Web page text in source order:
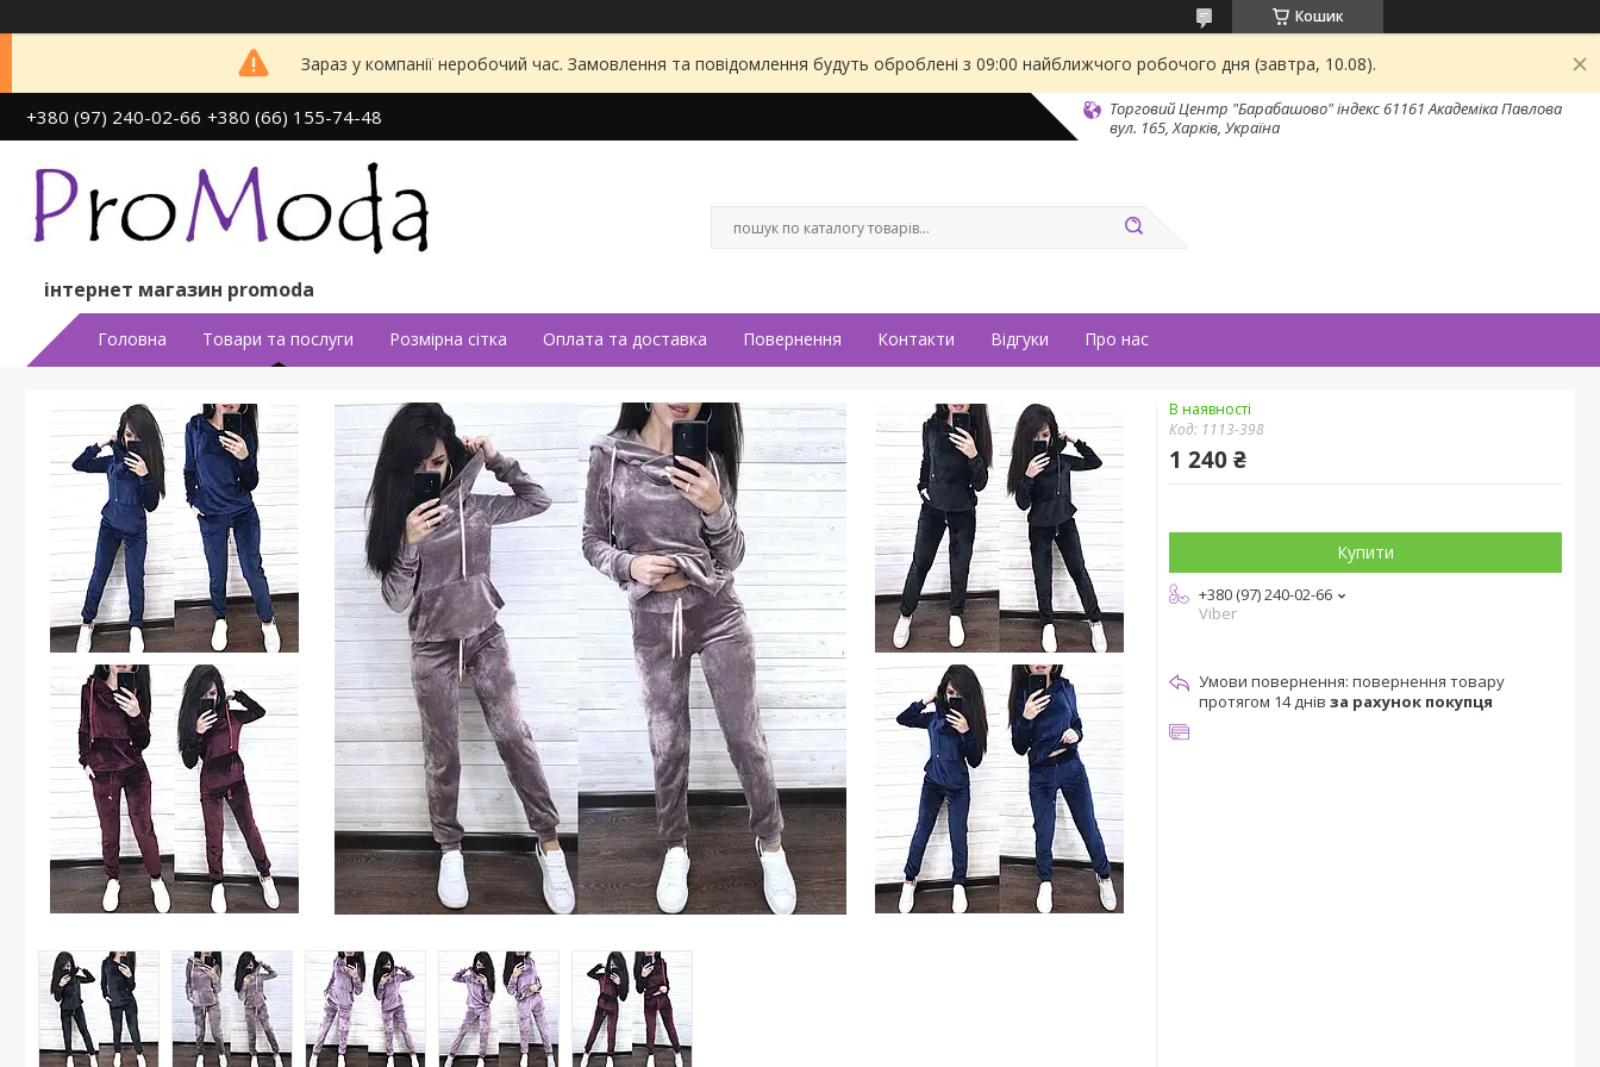
Кошик
Зараз у компанії неробочий час. Замовлення та повідомлення будуть оброблені з 09:00 найближчого робочого дня (завтра, 10.08).
+380 (97) 240-02-66 +380 (66) 155-74-48
Торговий Центр "Барабашово" індекс 61161 Академіка Павлова
вул. 165, Харків, Україна
інтернет магазин promoda
Головна Товари та послуги Розмірна сітка Оплата та доставка Повернення Контакти Відгуки Про нас
В наявності
Код: 1113-398
1 240 ₴
Купити
+380 (97) 240-02-66
Viber
повернення товару
протягом 14 днів за рахунок покупця